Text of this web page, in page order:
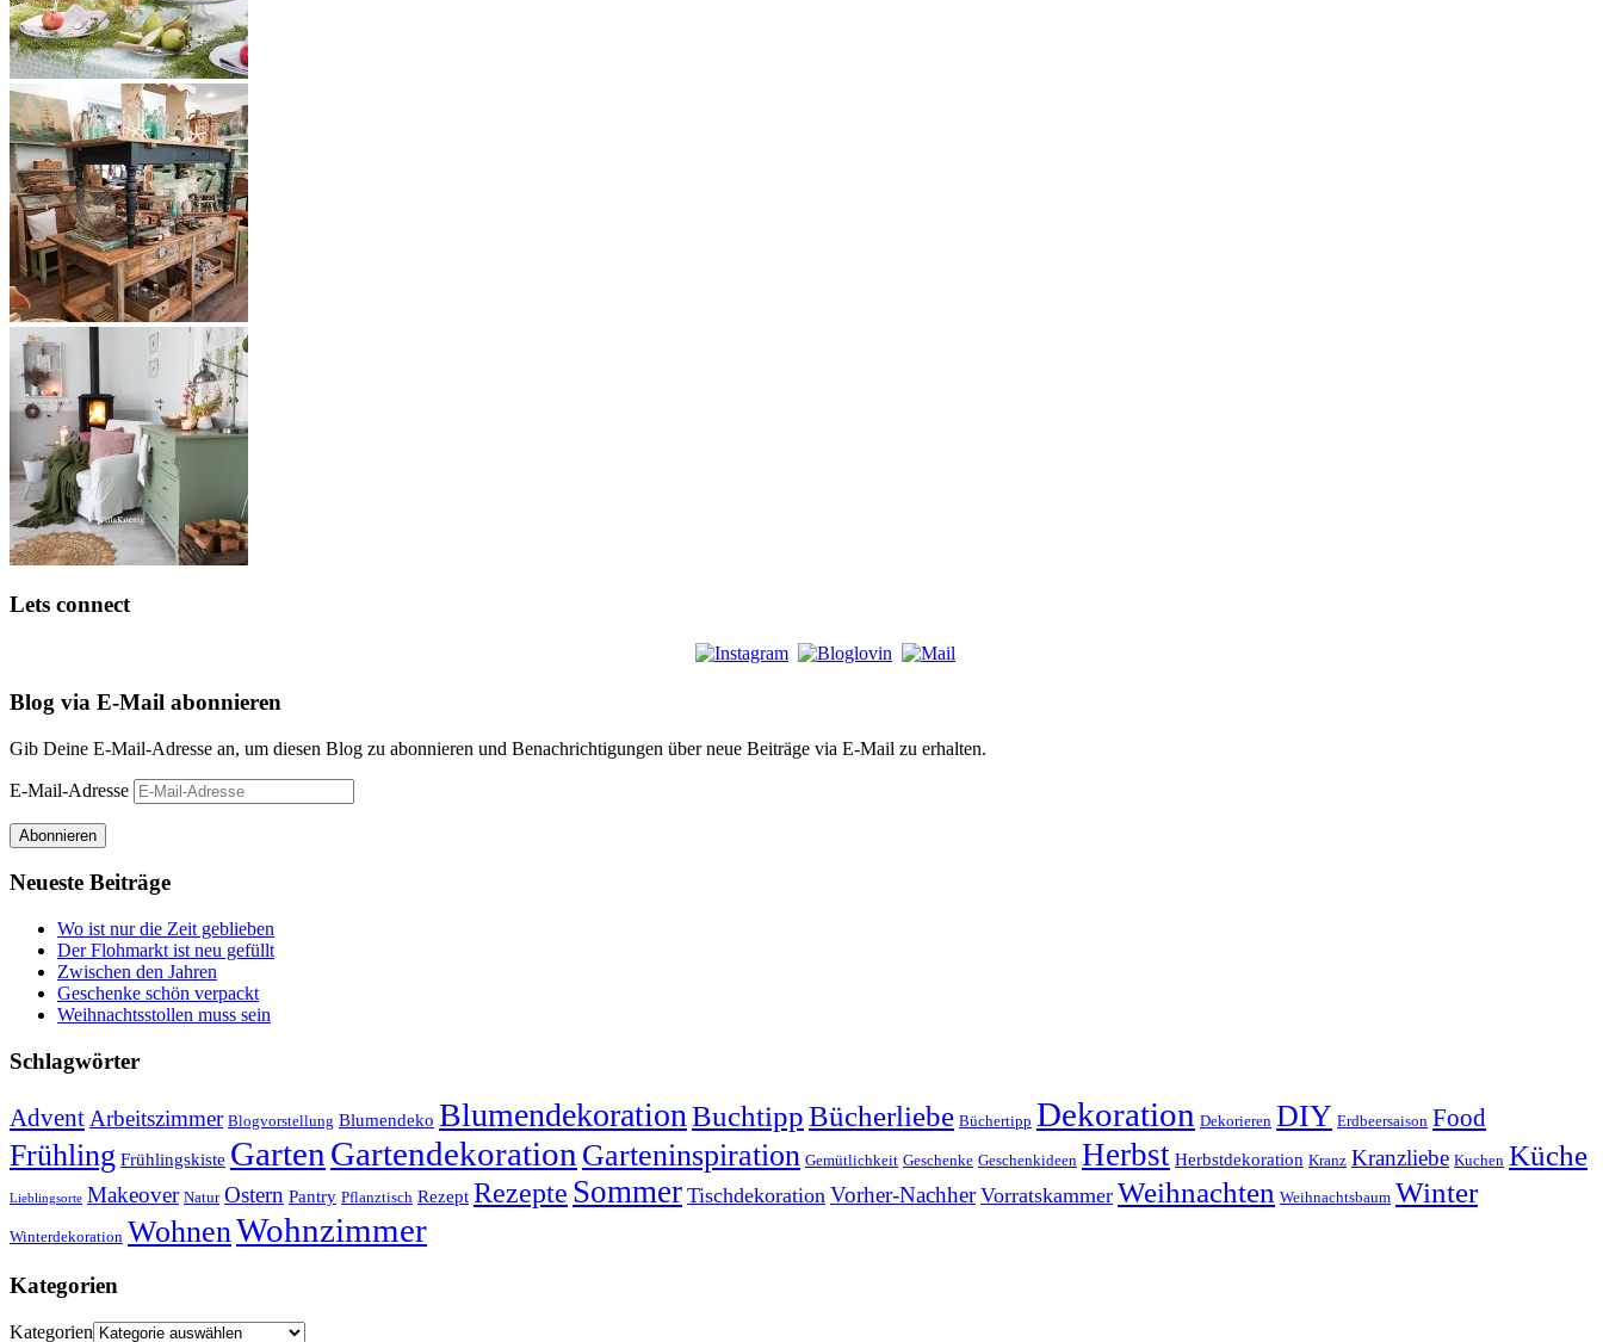
Lets connect
Blog via E-Mail abonnieren
Gib Deine E-Mail-Adresse an, um diesen Blog zu abonnieren und Benachrichtigungen über neue Beiträge via E-Mail zu erhalten.
E-Mail-Adresse
Abonnieren
Neueste Beiträge
Wo ist nur die Zeit geblieben
Der Flohmarkt ist neu gefüllt
Zwischen den Jahren
Geschenke schön verpackt
Weihnachtsstollen muss sein
Schlagwörter
AdventArbeitszimmer Blogvorstellung Blumendeko BlumendekorationBuchtippBücherliebe Büchertipp Dekoration Dekorieren DIY Erdbeersaison Food
Frühling Frühlingskiste GartenGartendekoration Garteninspiration Gemütlichkeit Geschenke Geschenkideen Herbst Herbstdekoration Kranz Kranzliebe Kuchen Küche
Lieblingsorte Makeover Natur Ostern Pantry Pflanztisch Rezept Rezepte Sommer Tischdekoration Vorher-Nachher Vorratskammer Weihnachten Weihnachtsbaum Winter
Winterdekoration WohnenWohnzimmer
Kategorien
Kategorien